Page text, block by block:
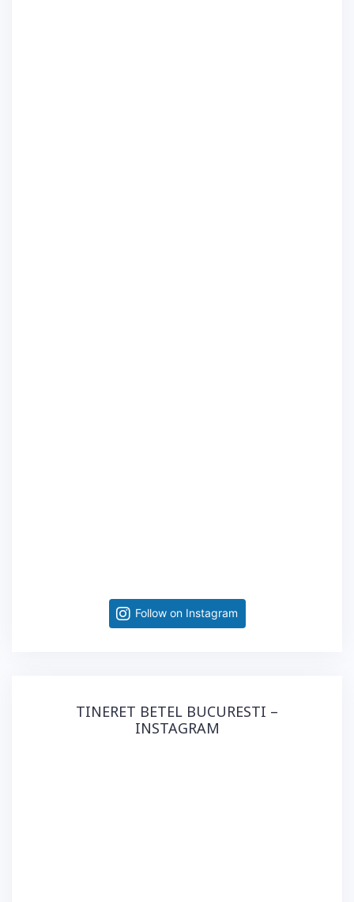
Follow on Instagram
TINERET BETEL BUCURESTI –
INSTAGRAM